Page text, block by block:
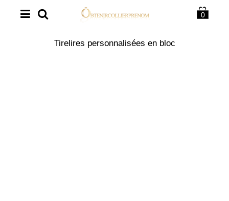
0
Tirelires personnalisées en bloc